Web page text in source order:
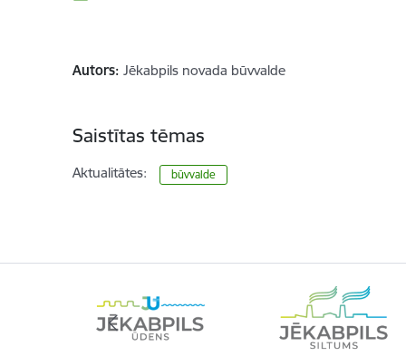
Autors: Jēkabpils novada būvvalde
Saistītas tēmas
Aktualitātes: būvvalde